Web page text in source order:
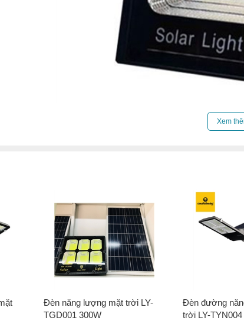
Xem
Đèn năng lượng mặt trời LY-
TGD001 300W
Đèn đường
trời LY-